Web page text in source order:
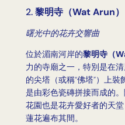
2.黎明寺（Wat Arun）
曙光中的花卉交響曲
位於湄南河岸的黎明寺（
力的寺廟之一，特別是在
的尖塔（或稱“佛塔”）上
是由彩色瓷磚拼接而成的
花園也是花卉愛好者的天
蓮花遍布其間。